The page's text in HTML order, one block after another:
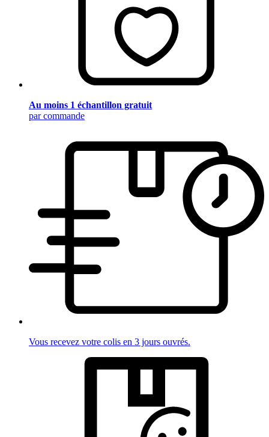
Au moins 1 échantillon gratuit
par commande
Vous recevez votre colis en 3 jours ouvrés.